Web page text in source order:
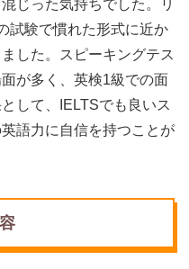
じった気持ちでした。リ
試験で慣れた形式に近か
した。スピーキングテス
が多く、英検1級での面
して、IELTSでも良いス
語力に自信を持つことが